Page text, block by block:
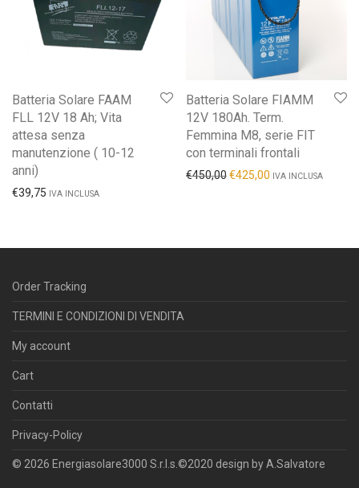
Batteria Solare FAAM
FLL 12V 18 Ah; Vita
attesa senza
manutenzione ( 10-12
anni)
€39,75 IVA INCLUSA
Batteria Solare FIAMM
12V 180Ah. Term.
Femmina M8, serie FIT
con terminali frontali
€450,00€425,00 IVA INCLUSA
Order Tracking
TERMINI E CONDIZIONI DI VENDITA
My account
Cart
Contatti
Privacy-Policy
© 2026 Energiasolare3000 S.r.l.s.©2020 design by A.Salvatore